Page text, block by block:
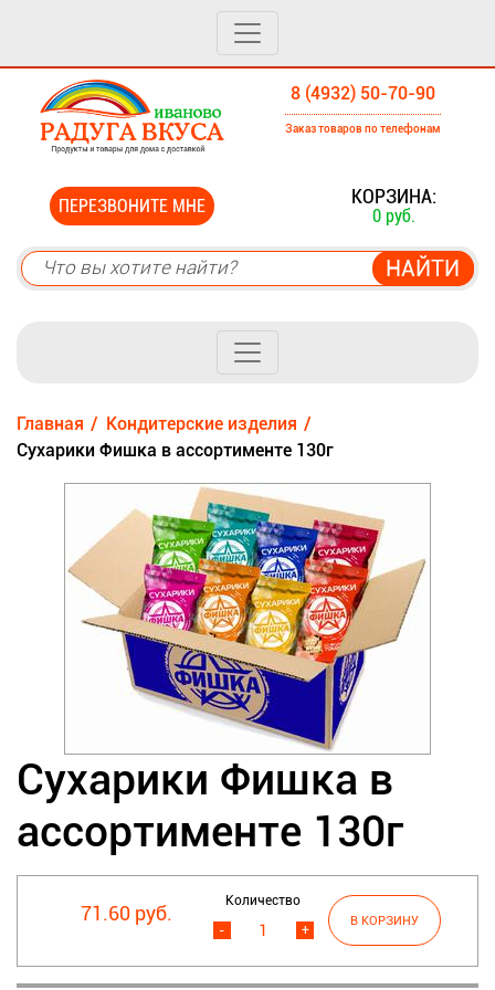
8 (4932) 50-70-90
Заказ товаров по телефонам
ПЕРЕЗВОНИТЕ МНЕ КОРЗИНА:
0 руб.
Главная
Кондитерские изделия
Сухарики Фишка в ассортименте 130г
Сухарики Фишка в
ассортименте 130г
71.60 руб.
Количество
+
-